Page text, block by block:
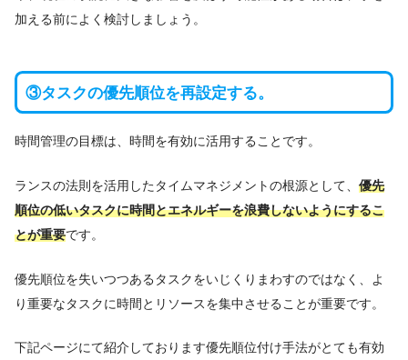
加える前によく検討しましょう。
③タスクの優先順位を再設定する。
時間管理の目標は、時間を有効に活用することです。
ランスの法則を活用したタイムマネジメントの根源として、 優先
順位の低いタスクに時間とエネルギーを浪費しないようにするこ
とが重要です。
優先順位を失いつつあるタスクをいじくりまわすのではなく、よ
り重要なタスクに時間とリソースを集中させることが重要です。
下記ページにて紹介しております優先順位付け手法がとても有効